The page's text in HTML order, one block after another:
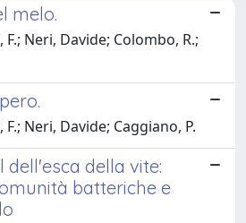
melo.
F.; Neri, Davide; Colombo, R.;
Neri, Davide; Caggiano, P.
dell'esca della vite:
batteriche e